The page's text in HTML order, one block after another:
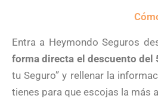
Entra a Heymondo Seguros
forma directa el descuento del
tu Seguro” y rellenar la
tienes para que escojas la más